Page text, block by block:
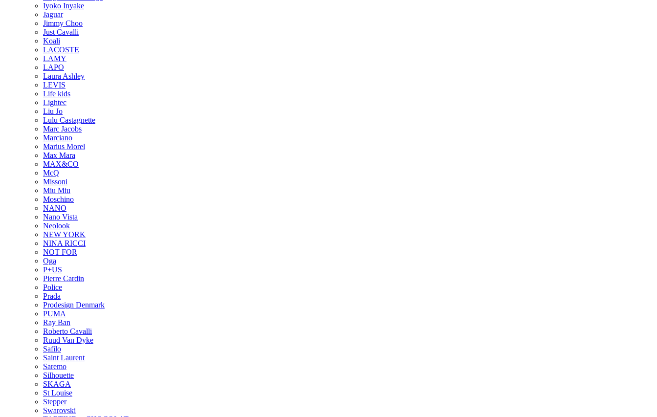
Iyoko Inyake
Jaguar
Jimmy Choo
Just Cavalli
Koali
LACOSTE
LAMY
LAPO
Laura Ashley
LEVIS
Life kids
Lightec
Liu Jo
Lulu Castagnette
Marc Jacobs
Marciano
Marius Morel
Max Mara
MAX&CO
McQ
Missoni
Miu Miu
Moschino
NANO
Nano Vista
Neolook
NEW YORK
NINA RICCI
NOT FOR
Oga
P+US
Pierre Cardin
Police
Prada
Prodesign Denmark
PUMA
Ray Ban
Roberto Cavalli
Ruud Van Dyke
Safilo
Saint Laurent
Saremo
Silhouette
SKAGA
St Louise
Stepper
Swarovski